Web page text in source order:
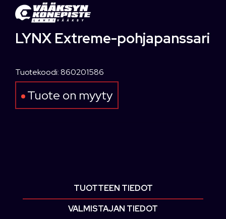
LYNX Extreme-pohjapanssari
Tuotekoodi: 860201586
Tuote on myyty
TUOTTEEN TIEDOT
VALMISTAJAN TIEDOT